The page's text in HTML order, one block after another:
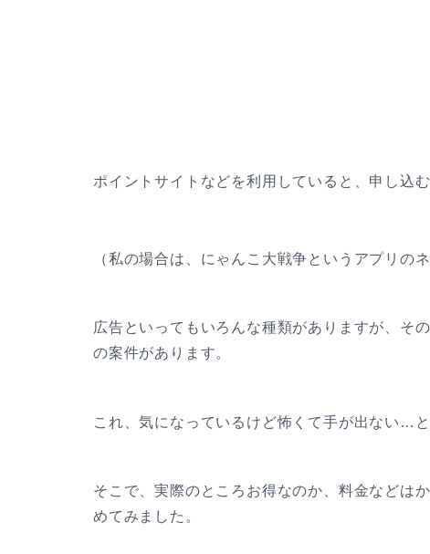
ポイントサイトなどを利用していると、申し込
（私の場合は、にゃんこ大戦争というアプリの
広告といってもいろんな種類がありますが、そ
の案件があります。
これ、気になっているけど怖くて手が出ない…と
そこで、実際のところお得なのか、料金などは
めてみました。